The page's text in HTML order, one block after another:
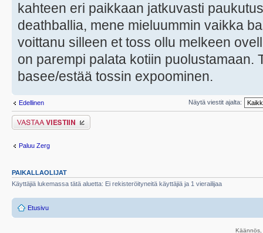
kahteen eri paikkaan jatkuvasti
deathballia, mene mieluummin vaikka
voittanu silleen et toss ollu melkeen
on parempi palata kotiin puolustamaan.
basee/estää tossin expoominen.
Edellinen Näytä viestit ajalta:
Lähetä vastaus
Paluu Zerg
PAIKALLAOLIJAT
Käyttäjiä lukemassa tätä aluetta: Ei rekisteröityneitä käyttäjiä ja 1 vierailijaa
Etusivu